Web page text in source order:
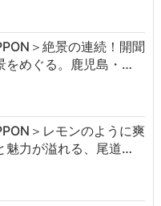
＞絶景の連続！開聞
をめぐる。鹿児島・…
＞レモンのように爽
魅力が溢れる、尾道…